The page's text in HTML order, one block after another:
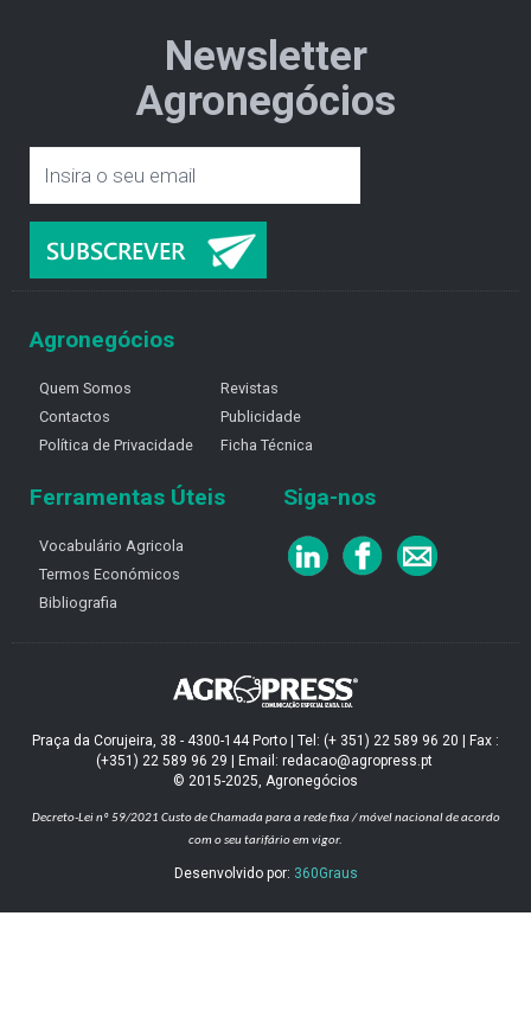
Newsletter
Agronegócios
Agronegócios
Quem Somos
Contactos
Política de Privacidade
Revistas
Publicidade
Ficha Técnica
Ferramentas Úteis
Vocabulário Agricola
Termos Económicos
Bibliografia
Siga-nos
Praça da Corujeira, 38 - 4300-144 Porto | Tel: (+ 351) 22 589 96 20 | Fax :
(+351) 22 589 96 29 | Email: redacao@agropress.pt
© 2015-2025, Agronegócios
Decreto-Lei nº 59/2021 Custo de Chamada para a rede fixa / móvel nacional de acordo
com o seu tarifário em vigor.
Desenvolvido por: 360Graus